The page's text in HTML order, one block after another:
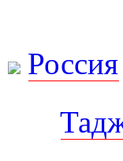
Россия